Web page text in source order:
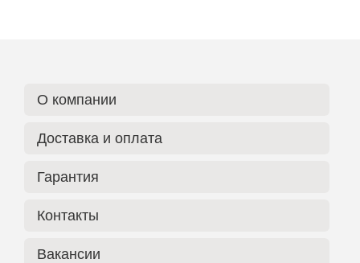
О компании
Доставка и оплата
Гарантия
Контакты
Вакансии